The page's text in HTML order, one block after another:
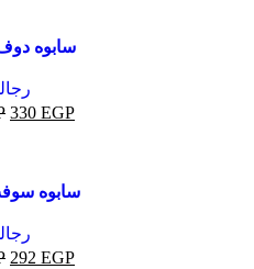
سابوه
330 EGP
سابوه
292 EGP